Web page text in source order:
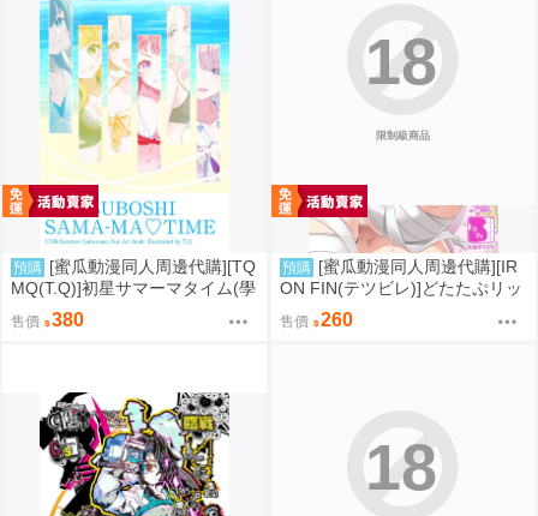
預購 [蜜瓜動漫同人周邊代購][TQ
MQ(T.Q)]初星サマーマタイム(學
園偶像大師)(同人誌)
售價 380
限制級商品
18
預購 [蜜瓜動漫同人周邊代購][IR
ON FIN(テツビレ)]どたたぷリッ
プ(FGO)(同人誌)
售價 260
18